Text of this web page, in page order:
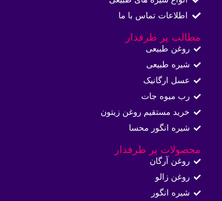
اطلاعات تماس با ما​
مطالب پر طرفدار
روغن طبیعی
شیره طبیعی
عسل ارگانیک
رب میوه جات
خرید مستقیم روغن زیتون
شیره انگور محسا
محصولات پر طرفدار
روغن آرگان
روغن زالو
شیره انگور